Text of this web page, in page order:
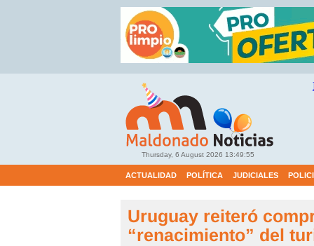
Thursday, 6 August 2026 13:49:56
ACTUALIDAD POLÍTICA JUDICIALES
Uruguay reiteró
“renacimiento” del